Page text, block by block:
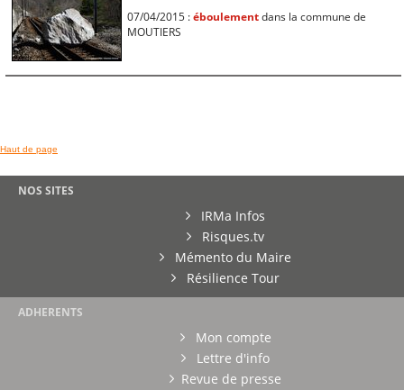
07/04/2015 :éboulementdans la commune de
MOUTIERS
Haut de page
NOS SITES
IRMa Infos
Risques.tv
Mémento du Maire
Résilience Tour
ADHERENTS
Mon compte
Lettre d'info
Revue de presse